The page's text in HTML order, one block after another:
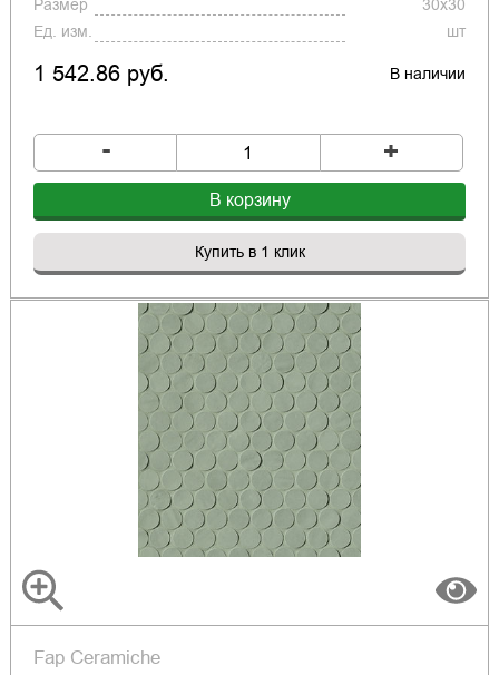
Размер
30x30
Ед. изм.
шт
1 542.86 руб. В наличии
- +
В корзину
Купить в 1 клик
Fap Ceramiche